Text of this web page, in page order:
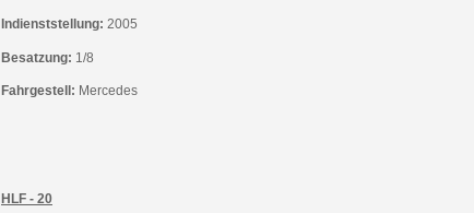
Indienststellung: 2005
Besatzung: 1/8
Fahrgestell: Mercedes
HLF - 20